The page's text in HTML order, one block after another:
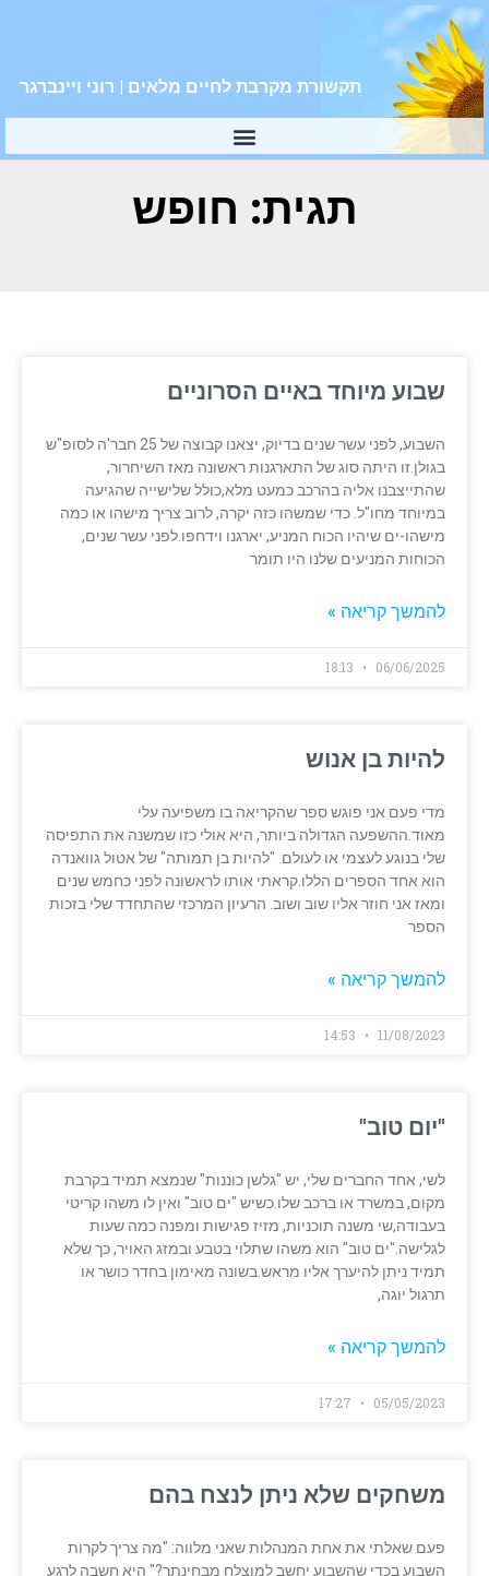
תקשורת מקרבת לחיים מלאים | רוני ויינברגר
תגית: חופש
שבוע מיוחד באיים הסרוניים
השבוע, לפני עשר שנים בדיוק, יצאנו קבוצה של 25 חבר'ה לסופ"ש
בגולן.זו היתה סוג של התארגנות ראשונה מאז השיחרור,
שהתייצבנו אליה בהרכב כמעט מלא,כולל שלישייה שהגיעה
במיוחד מחו"ל. כדי שמשהו כזה יקרה, לרוב צריך מישהו או כמה
מישהו-ים שיהיו הכוח המניע, יארגנו וידחפו.לפני עשר שנים,
הכוחות המניעים שלנו היו תומר
להמשך קריאה »
06/06/2025
להיות בן אנוש
מדי פעם אני פוגש ספר שהקריאה בו משפיעה עלי
מאוד.ההשפעה הגדולה ביותר, היא אולי כזו שמשנה את התפיסה
שלי בנוגע לעצמי או לעולם. "להיות בן תמותה" של אטול גוואנדה
הוא אחד הספרים הללו.קראתי אותו לראשונה לפני כחמש שנים
ומאז אני חוזר אליו שוב ושוב. הרעיון המרכזי שהתחדד שלי בזכות
הספר
להמשך קריאה »
11/08/2023
"יום טוב"
לשי, אחד החברים שלי, יש "גלשן כוננות" שנמצא תמיד בקרבת
מקום, במשרד או ברכב שלו.כשיש "ים טוב" ואין לו משהו קריטי
בעבודה,שי משנה תוכניות, מזיז פגישות ומפנה כמה שעות
לגלישה."ים טוב" הוא משהו שתלוי בטבע ובמזג האויר, כך שלא
תמיד ניתן להיערך אליו מראש.בשונה מאימון בחדר כושר או
תרגול יוגה,
להמשך קריאה »
05/05/2023
משחקים שלא ניתן לנצח בהם
פעם שאלתי את אחת המנהלות שאני מלווה: "מה צריך לקרות
השבוע בכדי שהשבוע יחשב למוצלח מבחינתך?" היא חשבה לרגע